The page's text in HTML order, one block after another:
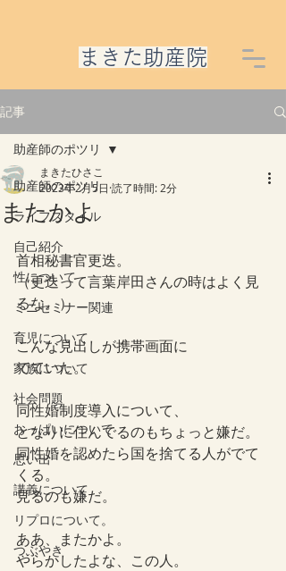
​まきた助産院
記事
助産師のポツリ
ライフスタイル
自己紹介
性について
ミニセミナー関連
育児について
家族について
社会問題
おっぱいについて
思い出
講義について
リプロについて。
つぶやき
助産師のポツリ
またかよ
まきたひさこ
2023年2月5日 読了時間: 2分
首相秘書官更迭。
（更迭って言葉岸田さんの時はよく見
るな。）
こんな見出しが携帯画面に
でていた。
同性婚制度導入について、
となりに住んでるのもちょっと嫌だ。
同性婚を認めたら国を捨てる人がでて
くる。
見るのも嫌だ。
ああ、またかよ。
やらかしたよな、この人。